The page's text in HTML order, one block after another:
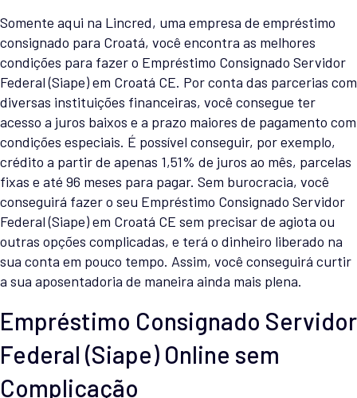
Somente aqui na Lincred, uma empresa de empréstimo
consignado para Croatá, você encontra as melhores
condições para fazer o Empréstimo Consignado Servidor
Federal (Siape) em Croatá CE. Por conta das parcerias com
diversas instituições financeiras, você consegue ter
acesso a juros baixos e a prazo maiores de pagamento com
condições especiais. É possível conseguir, por exemplo,
crédito a partir de apenas 1,51% de juros ao mês, parcelas
fixas e até 96 meses para pagar. Sem burocracia, você
conseguirá fazer o seu Empréstimo Consignado Servidor
Federal (Siape) em Croatá CE sem precisar de agiota ou
outras opções complicadas, e terá o dinheiro liberado na
sua conta em pouco tempo. Assim, você conseguirá curtir
a sua aposentadoria de maneira ainda mais plena.
Empréstimo Consignado Servidor
Federal (Siape) Online sem
Complicação